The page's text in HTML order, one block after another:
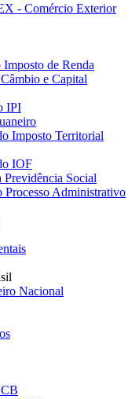
- Comércio Exterior
de Renda
e Capital
IPI
Imposto Territorial
IOF
Previdência Social
Processo Administrativo
Nacional